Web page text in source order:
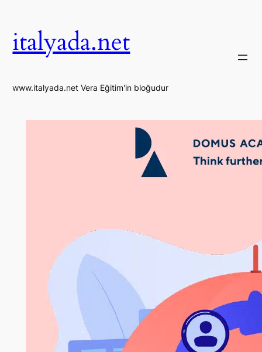
italyada.net
www.italyada.net Vera Eğitim'in bloğudur